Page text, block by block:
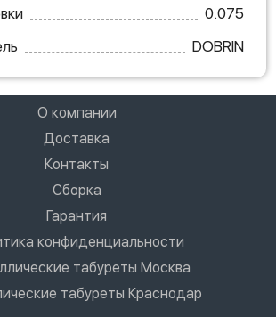
0.075
DOBRIN
О компании
Доставка
Контакты
Сборка
Гарантия
конфиденциальности
табуреты Москва
табуреты Краснодар